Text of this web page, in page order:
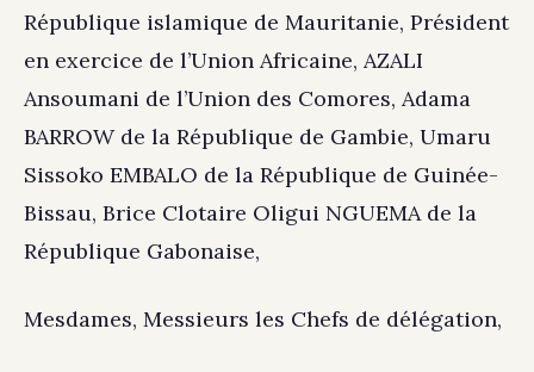
République islamique de Mauritanie, Président
en exercice de l’Union Africaine, AZALI
Ansoumani de l’Union des Comores, Adama
BARROW de la République de Gambie, Umaru
Sissoko EMBALO de la République de Guinée-
Bissau, Brice Clotaire Oligui NGUEMA de la
République Gabonaise,
Mesdames, Messieurs les Chefs de délégation,